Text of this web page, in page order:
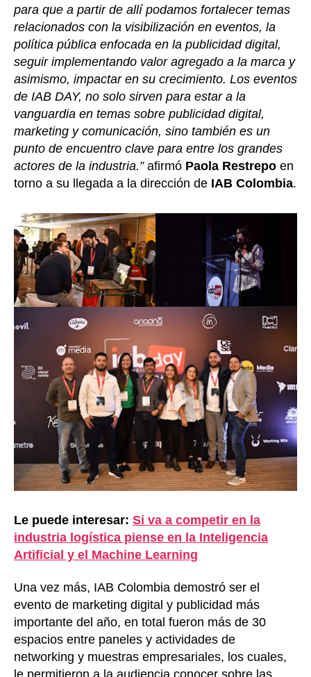
para que a partir de allí podamos fortalecer temas
relacionados con la visibilización en eventos, la
política pública enfocada en la publicidad digital,
seguir implementando valor agregado a la marca y
asimismo, impactar en su crecimiento. Los eventos
de IAB DAY, no solo sirven para estar a la
vanguardia en temas sobre publicidad digital,
marketing y comunicación, sino también es un
punto de encuentro clave para entre los grandes
actores de la industria.”afirmó Paola Restrepo en
torno a su llegada a la dirección de IAB Colombia.
Le puede interesar: Si va a competir en la
industria logística piense en la Inteligencia
Artificial y el Machine Learning
Una vez más, IAB Colombia demostró ser el
evento de marketing digital y publicidad más
importante del año, en total fueron más de 30
espacios entre paneles y actividades de
networking y muestras empresariales, los cuales,